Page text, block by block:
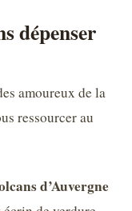
dépenser
amoureux de la
ressourcer au
d’Auvergne